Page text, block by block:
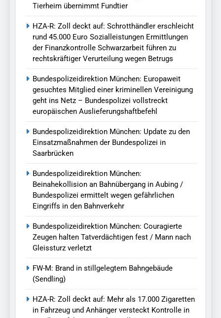
Tierheim übernimmt Fundtier
HZA-R: Zoll deckt auf: Schrotthändler erschleicht
rund 45.000 Euro Sozialleistungen Ermittlungen
der Finanzkontrolle Schwarzarbeit führen zu
rechtskräftiger Verurteilung wegen Betrugs
Bundespolizeidirektion München: Europaweit
gesuchtes Mitglied einer kriminellen Vereinigung
geht ins Netz – Bundespolizei vollstreckt
europäischen Auslieferungshaftbefehl
Bundespolizeidirektion München: Update zu den
Einsatzmaßnahmen der Bundespolizei in
Saarbrücken
Bundespolizeidirektion München:
Beinahekollision an Bahnübergang in Aubing /
Bundespolizei ermittelt wegen gefährlichen
Eingriffs in den Bahnverkehr
Bundespolizeidirektion München: Couragierte
Zeugen halten Tatverdächtigen fest / Mann nach
Gleissturz verletzt
FW-M: Brand in stillgelegtem Bahngebäude
(Sendling)
HZA-R: Zoll deckt auf: Mehr als 17.000 Zigaretten
in Fahrzeug und Anhänger versteckt Kontrolle in